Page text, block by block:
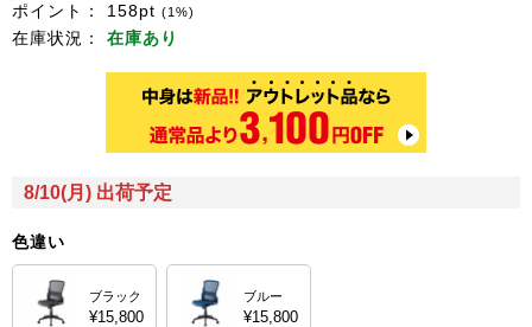
ポイント： 158pt (1%)
在庫状況： 在庫あり
8/10(月) 出荷予定
色違い
ブラック
¥15,800
ブルー
¥15,800